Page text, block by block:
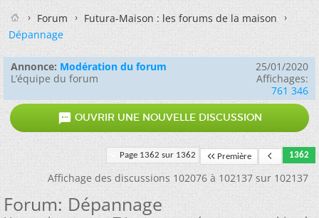
Forum
Futura-Maison : les forums de la maison
Dépannage
Annonce: Modération du forum
L’équipe du forum
25/01/2020
Affichages:
761 346
 OUVRIR UNE NOUVELLE DISCUSSION
Page 1362 sur 1362 Première 1362
Affichage des discussions 102076 à 102137 sur 102137
Forum:Dépannage